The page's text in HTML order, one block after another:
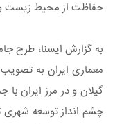
حفاظت از محیط زیست و
به گزارش ایسنا، طرح
معماری ایران به
گیلان و در مرز ایران با